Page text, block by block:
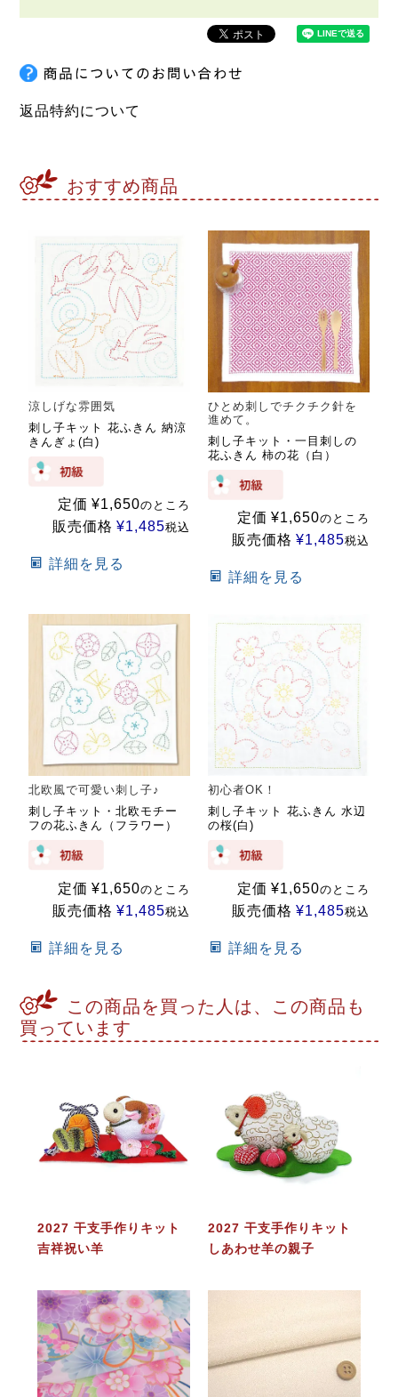
返品特約について
おすすめ商品
涼しげな雰囲気
刺し子キット 花ふきん 納涼
きんぎょ(白)
定価 ¥1,650のところ
販売価格 ¥1,485税込
詳細を見る
ひとめ刺しでチクチク針を
進めて。
刺し子キット・一目刺しの
花ふきん 柿の花（白）
定価 ¥1,650のところ
販売価格 ¥1,485税込
詳細を見る
北欧風で可愛い刺し子♪
刺し子キット・北欧モチー
フの花ふきん（フラワー）
定価 ¥1,650のところ
販売価格 ¥1,485税込
詳細を見る
初心者OK！
刺し子キット 花ふきん 水辺
の桜(白)
定価 ¥1,650のところ
販売価格 ¥1,485税込
詳細を見る
この商品を買った人は、この商品も
買っています
2027 干支手作りキット
吉祥祝い羊
2027 干支手作りキット
しあわせ羊の親子